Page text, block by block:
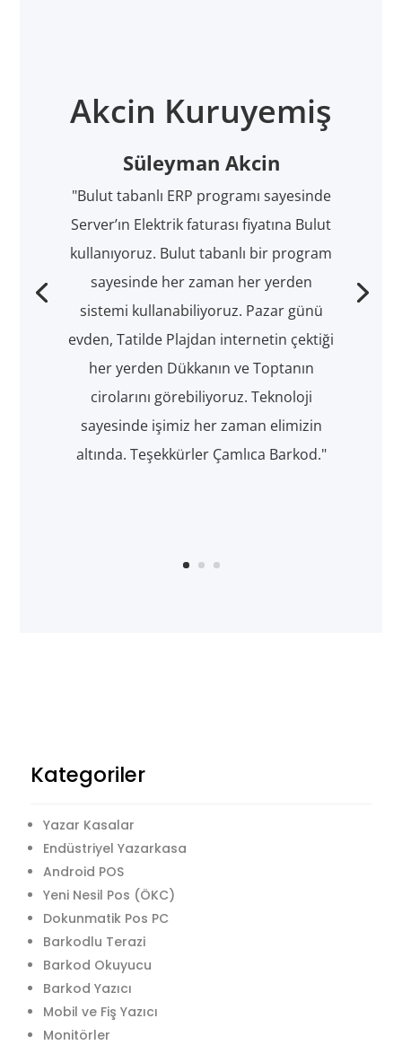
Akcin Kuruyemiş
Süleyman Akcin
"Bulut tabanlı ERP programı sayesinde
Server’ın Elektrik faturası fiyatına Bulut
kullanıyoruz. Bulut tabanlı bir program
sayesinde her zaman her yerden
sistemi kullanabiliyoruz. Pazar günü
evden, Tatilde Plajdan internetin çektiği
her yerden Dükkanın ve Toptanın
cirolarını görebiliyoruz. Teknoloji
sayesinde işimiz her zaman elimizin
altında. Teşekkürler Çamlıca Barkod."
Kategoriler
Yazar Kasalar
Endüstriyel Yazarkasa
Android POS
Yeni Nesil Pos (ÖKC)
Dokunmatik Pos PC
Barkodlu Terazi
Barkod Okuyucu
Barkod Yazıcı
Mobil ve Fiş Yazıcı
Monitörler